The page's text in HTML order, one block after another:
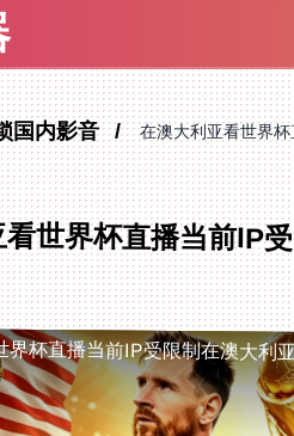
国内影音 在澳大利亚看世界
世界杯直播当前IP
界杯直播当前IP受限制在澳大利